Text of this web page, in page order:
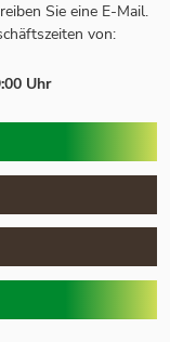
Sie eine E-Mail.
von:
Uhr